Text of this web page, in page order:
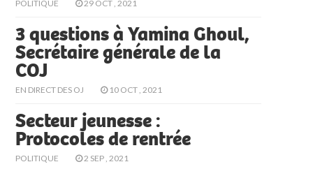
POLITIQUE 29 OCT , 2021
3 questions à Yamina Ghoul,
Secrétaire générale de la
COJ
EN DIRECT DES OJ 10 OCT , 2021
Secteur jeunesse :
Protocoles de rentrée
POLITIQUE 2 SEP , 2021